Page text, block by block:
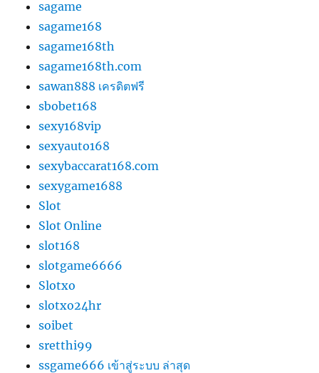
sagame
sagame168
sagame168th
sagame168th.com
sawan888 เครดิตฟรี
sbobet168
sexy168vip
sexyauto168
sexybaccarat168.com
sexygame1688
Slot
Slot Online
slot168
slotgame6666
Slotxo
slotxo24hr
soibet
sretthi99
ssgame666 เข้าสู่ระบบ ล่าสุด